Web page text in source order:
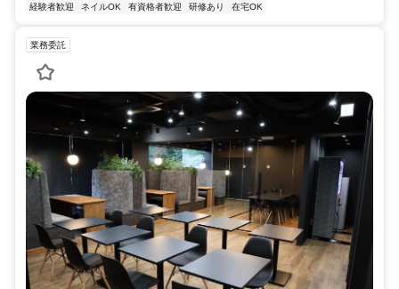
経験者歓迎
ネイルOK 有資格者歓迎 研修あり 在宅OK
業務委託